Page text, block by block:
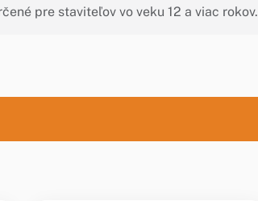
pre staviteľov vo veku 12 a viac rokov.